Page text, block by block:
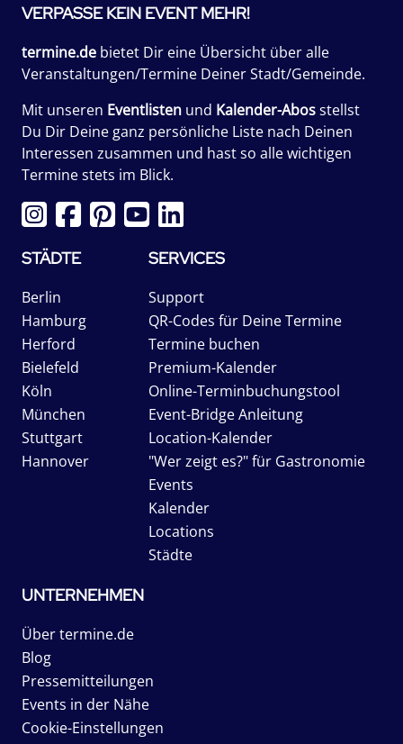
VERPASSE KEIN EVENT MEHR!
termine.de bietet Dir eine Übersicht über alle
Veranstaltungen/Termine Deiner Stadt/Gemeinde.
Mit unseren Eventlisten und Kalender-Abosstellst
Du Dir Deine ganz persönliche Liste nach Deinen
Interessen zusammen und hast so alle wichtigen
Termine stets im Blick.
STÄDTE
Berlin
Hamburg
Herford
Bielefeld
Köln
München
Stuttgart
Hannover
SERVICES
Support
QR-Codes für Deine Termine
Termine buchen
Premium-Kalender
Online-Terminbuchungstool
Event-Bridge Anleitung
Location-Kalender
"Wer zeigt es?" für Gastronomie
Events
Kalender
Locations
Städte
UNTERNEHMEN
Über termine.de
Blog
Pressemitteilungen
Events in der Nähe
Cookie-Einstellungen